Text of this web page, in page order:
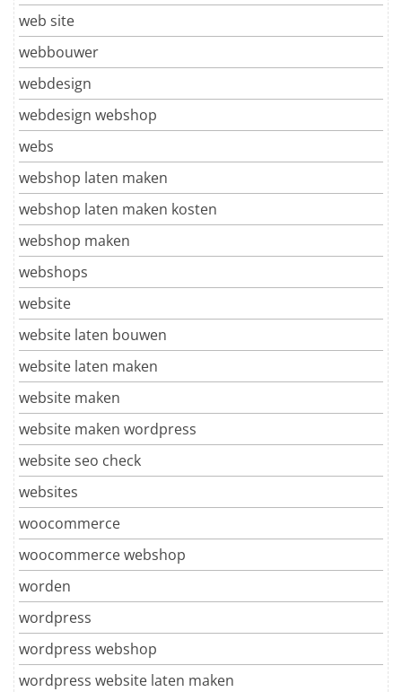
web site
webbouwer
webdesign
webdesign webshop
webs
webshop laten maken
webshop laten maken kosten
webshop maken
webshops
website
website laten bouwen
website laten maken
website maken
website maken wordpress
website seo check
websites
woocommerce
woocommerce webshop
worden
wordpress
wordpress webshop
wordpress website laten maken